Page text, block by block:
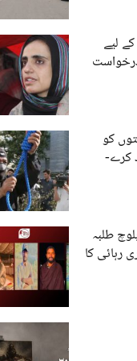
لیے
کو
کرے-
طلبہ
رہائی کا